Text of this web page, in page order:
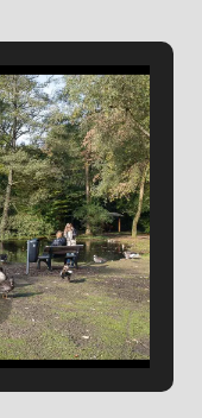
verlassen